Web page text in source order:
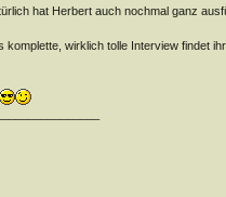
hat Herbert auch nochmal ganz
komplette, wirklich tolle Interview findet